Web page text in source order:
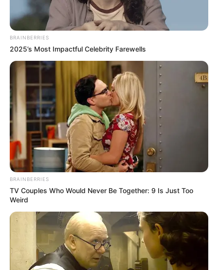
BRAINBERRIES
2025’s Most Impactful Celebrity Farewells
BRAINBERRIES
TV Couples Who Would Never Be Together: 9 Is Just Too
Weird